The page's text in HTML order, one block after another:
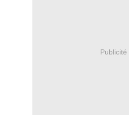
Publicité